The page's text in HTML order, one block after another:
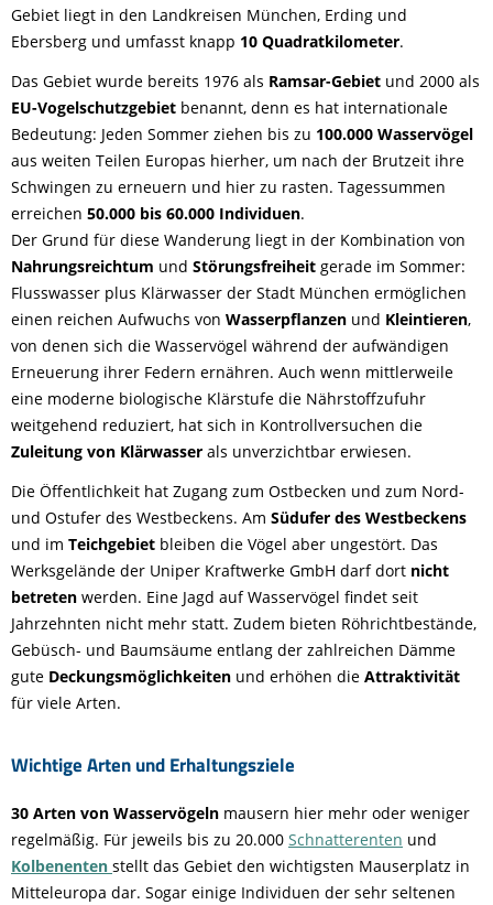
Gebiet liegt in den Landkreisen München, Erding und
Ebersberg und umfasst knapp 10 Quadratkilometer.
Das Gebiet wurde bereits 1976 als Ramsar-Gebiet und 2000 als
EU-Vogelschutzgebiet benannt, denn es hat internationale
Bedeutung: Jeden Sommer ziehen bis zu 100.000 Wasservögel
aus weiten Teilen Europas hierher, um nach der Brutzeit ihre
Schwingen zu erneuern und hier zu rasten. Tagessummen
erreichen 50.000 bis 60.000 Individuen.
Der Grund für diese Wanderung liegt in der Kombination von
Nahrungsreichtum und Störungsfreiheit gerade im Sommer:
Flusswasser plus Klärwasser der Stadt München ermöglichen
einen reichen Aufwuchs von Wasserpflanzen und Kleintieren,
von denen sich die Wasservögel während der aufwändigen
Erneuerung ihrer Federn ernähren. Auch wenn mittlerweile
eine moderne biologische Klärstufe die Nährstoffzufuhr
weitgehend reduziert, hat sich in Kontrollversuchen die
Zuleitung von Klärwasser als unverzichtbar erwiesen.
Die Öffentlichkeit hat Zugang zum Ostbecken und zum Nord-
und Ostufer des Westbeckens. Am Südufer des Westbeckens
und im Teichgebiet bleiben die Vögel aber ungestört. Das
Werksgelände der Uniper Kraftwerke GmbH darf dort nicht
betreten werden. Eine Jagd auf Wasservögel findet seit
Jahrzehnten nicht mehr statt. Zudem bieten Röhrichtbestände,
Gebüsch- und Baumsäume entlang der zahlreichen Dämme
gute Deckungsmöglichkeiten und erhöhen die Attraktivität
für viele Arten.
Wichtige Arten und Erhaltungsziele
30 Arten von Wasservögeln mausern hier mehr oder weniger
regelmäßig. Für jeweils bis zu 20.000 Schnatterenten und
Kolbenenten stellt das Gebiet den wichtigsten Mauserplatz in
Mitteleuropa dar. Sogar einige Individuen der sehr seltenen